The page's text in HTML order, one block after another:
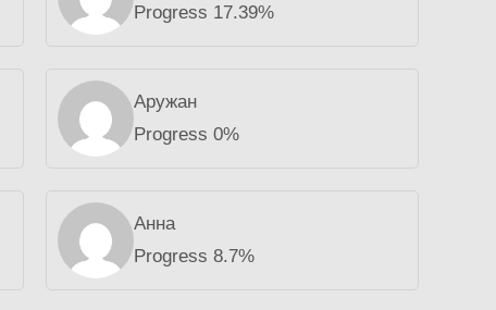
Progress 17.39%
Аружан
Progress 0%
Анна
Progress 8.7%